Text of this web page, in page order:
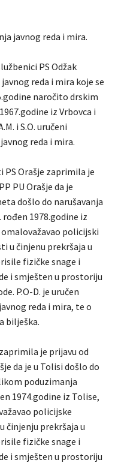
javnog reda i mira.
PS Odžak
reda i mira koje se
naročito drskim
iz Vrbovca i
i S.O. uručeni
reda i mira.
PS Orašje zaprimila je
PU Orašje da je
došlo do narušavanja
rođen 1978.godine iz
policijski
u činjenu prekršaja u
fizičke snage i
i smješten u prostoriju
P.O-D. je uručen
reda i mira, te o
bilješka.
je prijavu od
da je u Tolisi došlo do
poduzimanja
1974.godine iz Tolise,
policijske
činjenju prekršaja u
fizičke snage i
i smješten u prostoriju